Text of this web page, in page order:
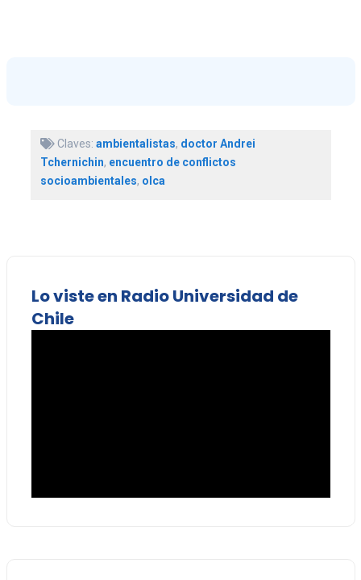
Claves: ambientalistas, doctor Andrei
Tchernichin, encuentro de conflictos
socioambientales, olca
Lo viste en Radio Universidad de
Chile